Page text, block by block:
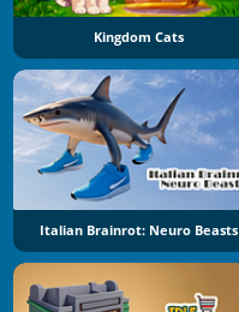
Kingdom Cats
Italian Brainrot: Neuro Beasts